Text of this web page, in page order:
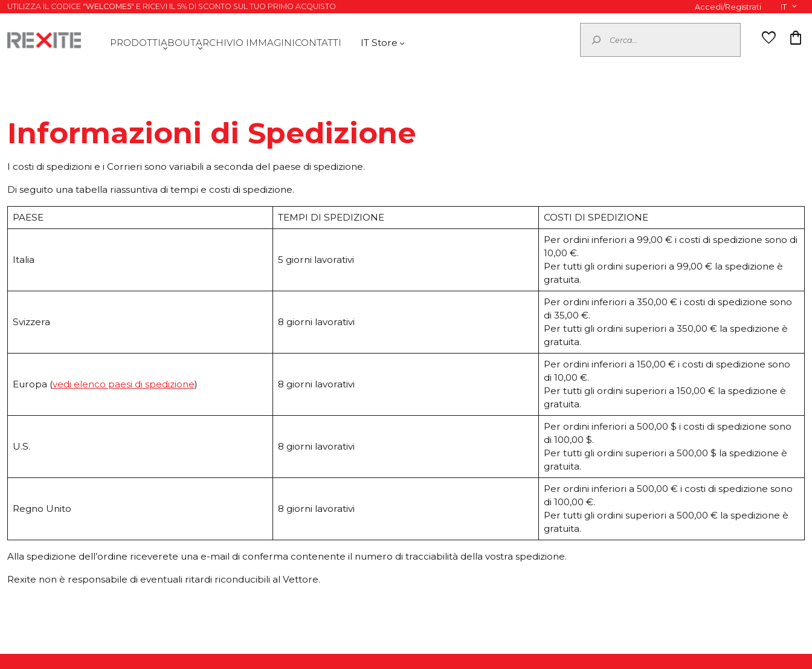
UTILIZZA IL CODICE "WELCOME5" E RICEVI IL 5% DI SCONTO SUL TUO PRIMO ACQUISTO Accedi/Registrati IT
PRODOTTIABOUTARCHIVIO IMMAGINICONTATTI IT Store favorite shopping_bag
Informazioni di Spedizione
I costi di spedizioni e i Corrieri sono variabili a seconda del paese di spedizione.
Di seguito una tabella riassuntiva di tempi e costi di spedizione.
PAESE TEMPI DI SPEDIZIONE COSTI DI SPEDIZIONE
Italia 5 giorni lavorativi
Per ordini inferiori a 99,00 € i costi di spedizione sono di
10,00 €.
Per tutti gli ordini superiori a 99,00 € la spedizione è
gratuita.
Svizzera 8 giorni lavorativi
Per ordini inferiori a 350,00 € i costi di spedizione sono
di 35,00 €.
Per tutti gli ordini superiori a 350,00 € la spedizione è
gratuita.
Europa (vedi elenco paesi di spedizione) 8 giorni lavorativi
Per ordini inferiori a 150,00 € i costi di spedizione sono
di 10,00 €.
Per tutti gli ordini superiori a 150,00 € la spedizione è
gratuita.
U.S. 8 giorni lavorativi
Per ordini inferiori a 500,00 $ i costi di spedizione sono
di 100,00 $.
Per tutti gli ordini superiori a 500,00 $ la spedizione è
gratuita.
Regno Unito 8 giorni lavorativi
Per ordini inferiori a 500,00 € i costi di spedizione sono
di 100,00 €.
Per tutti gli ordini superiori a 500,00 € la spedizione è
gratuita.
Alla spedizione dell’ordine riceverete una e-mail di conferma contenente il numero di tracciabilità della vostra spedizione.
Rexite non è responsabile di eventuali ritardi riconducibili al Vettore.